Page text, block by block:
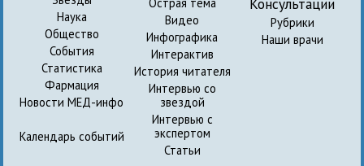
Наука
Общество
События
Статистика
Фармация
Новости МЕД-инфо
Календарь событий
Видео
Инфографика
Интерактив
История читателя
Интервью со
звездой
Интервью с
экспертом
Статьи
Рубрики
Наши врачи